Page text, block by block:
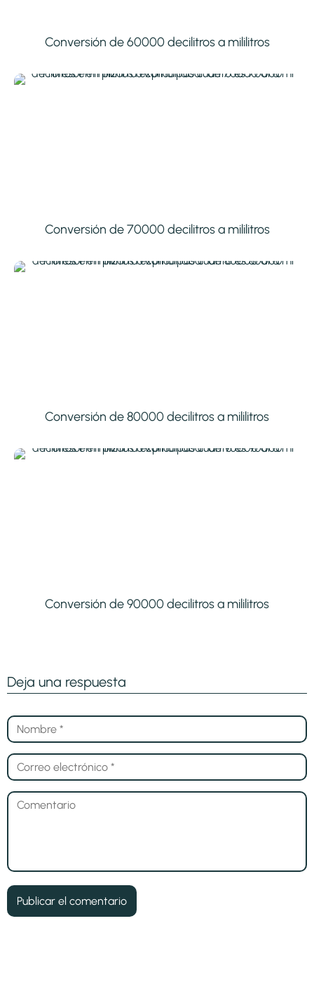
Conversión de 60000 decilitros a mililitros
Conversión de 70000 decilitros a mililitros
Conversión de 80000 decilitros a mililitros
Conversión de 90000 decilitros a mililitros
Deja una respuesta